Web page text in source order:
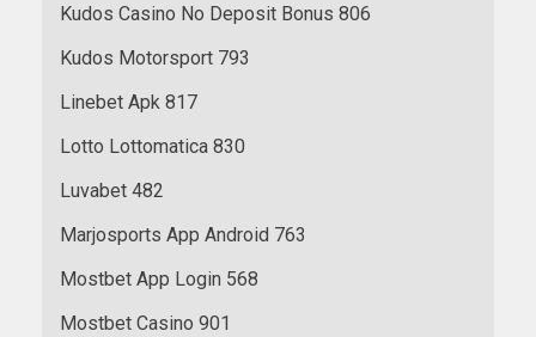
Kudos Casino No Deposit Bonus 806
Kudos Motorsport 793
Linebet Apk 817
Lotto Lottomatica 830
Luvabet 482
Marjosports App Android 763
Mostbet App Login 568
Mostbet Casino 901